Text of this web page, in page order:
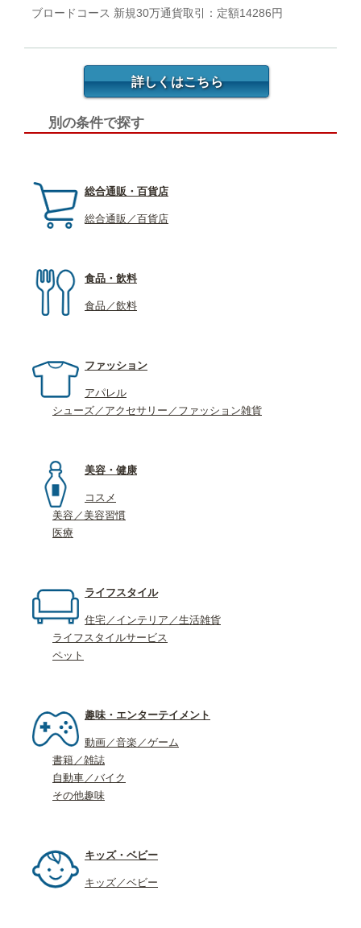
ブロードコース 新規30万通貨取引：定額14286円
詳しくはこちら
別の条件で探す
総合通販・百貨店
総合通販／百貨店
食品・飲料
食品／飲料
ファッション
アパレル
シューズ／アクセサリー／ファッション雑貨
美容・健康
コスメ
美容／美容習慣
医療
ライフスタイル
住宅／インテリア／生活雑貨
ライフスタイルサービス
ペット
趣味・エンターテイメント
動画／音楽／ゲーム
書籍／雑誌
自動車／バイク
その他趣味
キッズ・ベビー
キッズ／ベビー